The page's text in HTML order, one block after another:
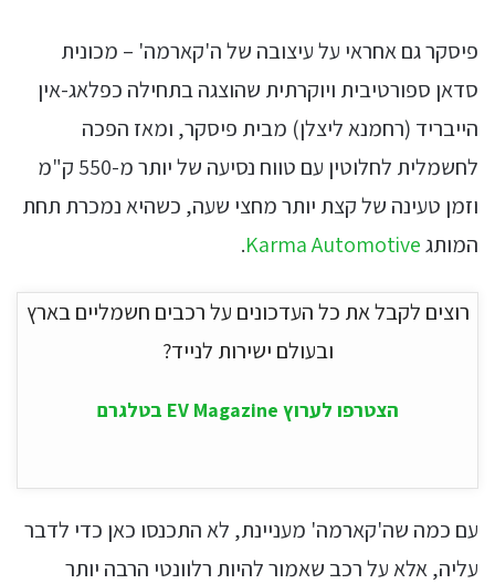
פיסקר גם אחראי על עיצובה של ה'קארמה' – מכונית
סדאן ספורטיבית ויוקרתית שהוצגה בתחילה כפלאג-אין
הייבריד (רחמנא ליצלן) מבית פיסקר, ומאז הפכה
לחשמלית לחלוטין עם טווח נסיעה של יותר מ-550 ק"מ
וזמן טעינה של קצת יותר מחצי שעה, כשהיא נמכרת תחת
המותגKarma Automotive
.
רוצים לקבל את כל העדכונים על רכבים חשמליים בארץ
ובעולם ישירות לנייד?
הצטרפו לערוץ EV Magazine בטלגרם
עם כמה שה'קארמה' מעניינת, לא התכנסו כאן כדי לדבר
עליה, אלא על רכב שאמור להיות רלוונטי הרבה יותר